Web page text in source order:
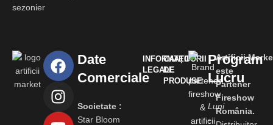
sezonier
Date
Comerciale
Societate :
Star Bloom
INFORMAȚII
LEGALE
CATEGORII
DE
PRODUSE
Program
Lucru
Luni
-
este
Partener
Fireshow
România.